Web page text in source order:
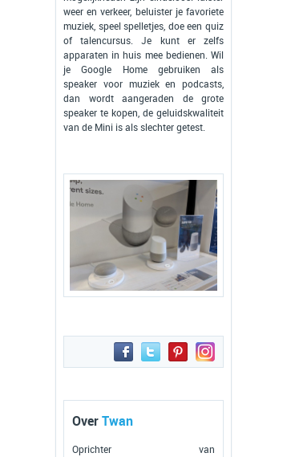
weer en verkeer, beluister je favoriete
muziek, speel spelletjes, doe een quiz
of talencursus. Je kunt er zelfs
apparaten in huis mee bedienen. Wil
je Google Home gebruiken als
speaker voor muziek en podcasts,
dan wordt aangeraden de grote
speaker te kopen, de geluidskwaliteit
van de Mini is als slechter getest.
Over Twan
Oprichter van